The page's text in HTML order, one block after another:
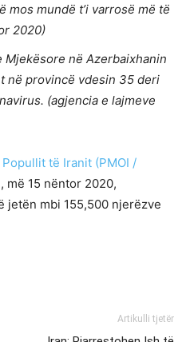
mos mundë t’i varrosë më të
2020)
në Azerbaixhanin
në provincë vdesin 35 deri
(agjencia e lajmeve
të Iranit (PMOI /
më 15 nëntor 2020,
jetën mbi 155,500 njerëzve
Artikulli tjetër